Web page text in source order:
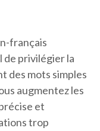
français
de privilégier la
des mots simples
augmentez les
et
trop